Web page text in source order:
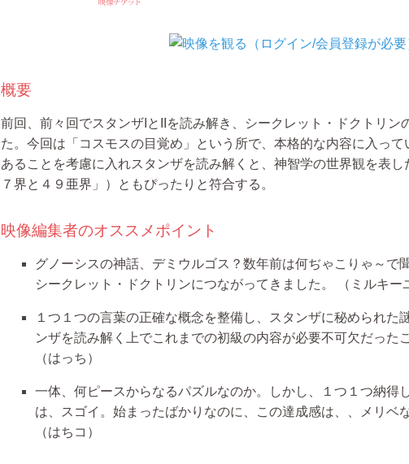
概要
前回、前々回でスタンザIとIIを読み解き、シークレット・ドクトリン
た。今回は「コスモスの目覚め」という所で、本格的な内容に入っ
あることを考慮に入れスタンザを読み解くと、神智学の世界観を表
７界と４９亜界」）ともぴったりと符合する。
映像編集者のオススメポイント
グノーシスの神話、デミウルゴス？数年前は何ぢゃこりゃ～で
シークレット・ドクトリンにつながってきました。
（ミルキー
１つ１つの言葉の正確な概念を整備し、スタンザに秘められた
ンザを読み解く上でこれまでの初級の内容が必要不可欠だった
（はっち）
一体、何ピースからなるパズルなのか。しかし、１つ１つ納得
は、スゴイ。始まったばかりなのに、この達成感は、、メリベ
（はちコ）